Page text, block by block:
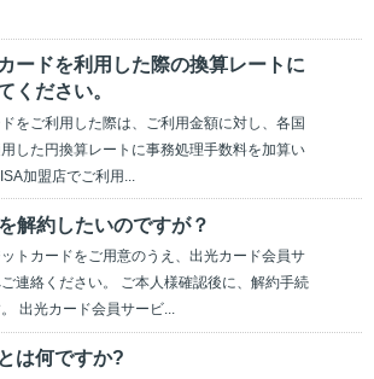
ードを利用した際の換算レートに
ください。
をご利用した際は、ご利用金額に対し、各国
した円換算レートに事務処理手数料を加算い
加盟店でご利用...
解約したいのですが？
トカードをご用意のうえ、出光カード会員サ
連絡ください。 ご本人様確認後に、解約手続
出光カード会員サービ...
は何ですか?